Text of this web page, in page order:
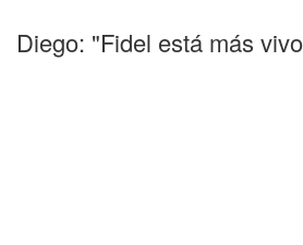
Diego: "Fidel está más